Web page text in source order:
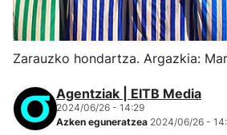
Zarauzko hondartza. Argazkia:
Agentziak | EITB Media
2024/06/26 - 14:29
Azken eguneratzea 2024/06/26 -